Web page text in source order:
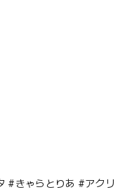
#きゃらとりあ #アクリ